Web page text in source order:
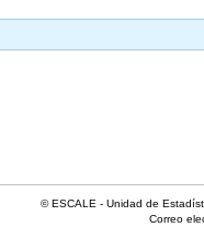
© ESCALE - Unidad de
Correo